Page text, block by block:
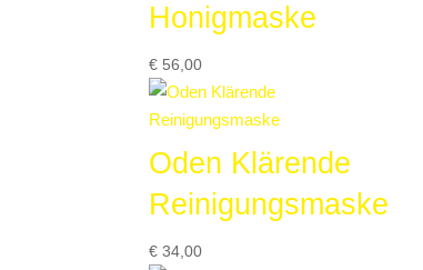
Honigmaske
€ 56,00
Oden Klärende
Reinigungsmaske
€ 34,00